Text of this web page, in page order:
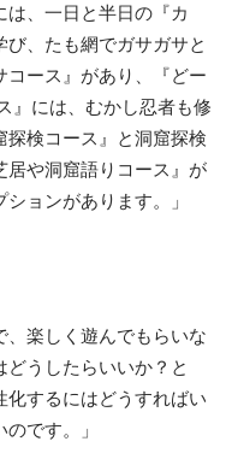
、一日と半日の『カ
、たも網でガサガサと
ース』があり、『どー
』には、むかし忍者も修
検コース』と洞窟探検
居や洞窟語りコース』が
ョンがあります。」
、楽しく遊んでもらいな
うしたらいいか？と
するにはどうすればい
です。」